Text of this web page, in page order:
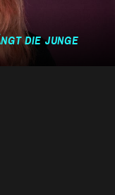
DIE JUNGE